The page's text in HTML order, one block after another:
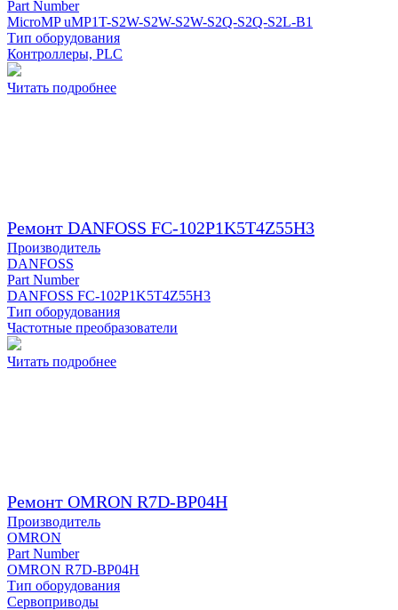
Part Number
MicroMP uMP1T-S2W-S2W-S2W-S2Q-S2Q-S2L-B1
Тип оборудования
Контроллеры, PLC
Читать подробнее
Ремонт DANFOSS FC-102P1K5T4Z55H3
Производитель
DANFOSS
Part Number
DANFOSS FC-102P1K5T4Z55H3
Тип оборудования
Частотные преобразователи
Читать подробнее
Ремонт OMRON R7D-BP04H
Производитель
OMRON
Part Number
OMRON R7D-BP04H
Тип оборудования
Сервоприводы